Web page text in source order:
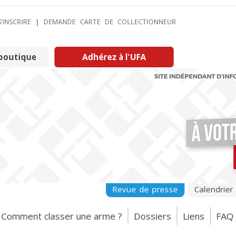
| DEMANDE CARTE DE COLLECTIONNEUR
Adhérez à l'UFA
Revue de presse
Comment classer une arme ? Dossiers Liens FAQ